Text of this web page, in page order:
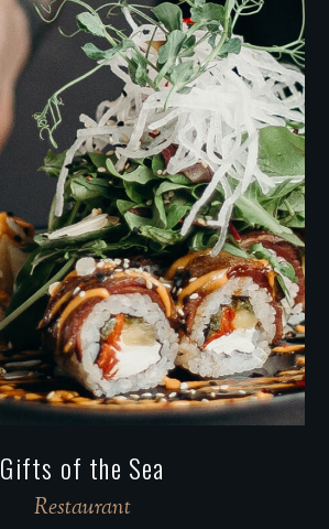
Gifts of the Sea
Restaurant